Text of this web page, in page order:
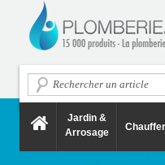
Jardin &
Arrosage